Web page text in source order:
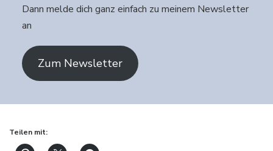
Dann melde dich ganz einfach zu meinem Newsletter
an
Zum Newsletter
Teilen mit: